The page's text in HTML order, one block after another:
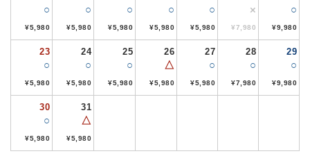
○
¥5,980
○
¥5,980
○
¥5,980
○
¥5,980
○
¥5,980
×
¥7,980
○
¥9,980
23
○
¥5,980
24
○
¥5,980
25
○
¥5,980
26
△
¥5,980
27
○
¥5,980
28
○
¥7,980
29
○
¥9,980
30
○
¥5,980
31
△
¥5,980